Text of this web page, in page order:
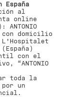
al
online
con domicilio
con el
“ANTONIO
toda la
un